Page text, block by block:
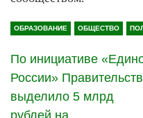
ОБРАЗОВАНИЕ ОБЩЕСТВО
По инициативе
России»
выделило 5 млрд
рублей на